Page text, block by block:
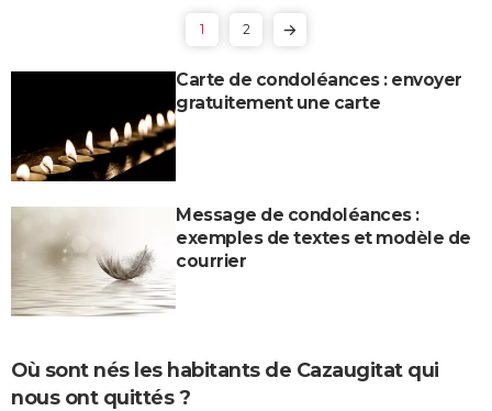
1 2
Carte de condoléances : envoyer
gratuitement une carte
Message de condoléances :
exemples de textes et modèle de
courrier
Où sont nés les habitants de Cazaugitat qui
nous ont quittés ?